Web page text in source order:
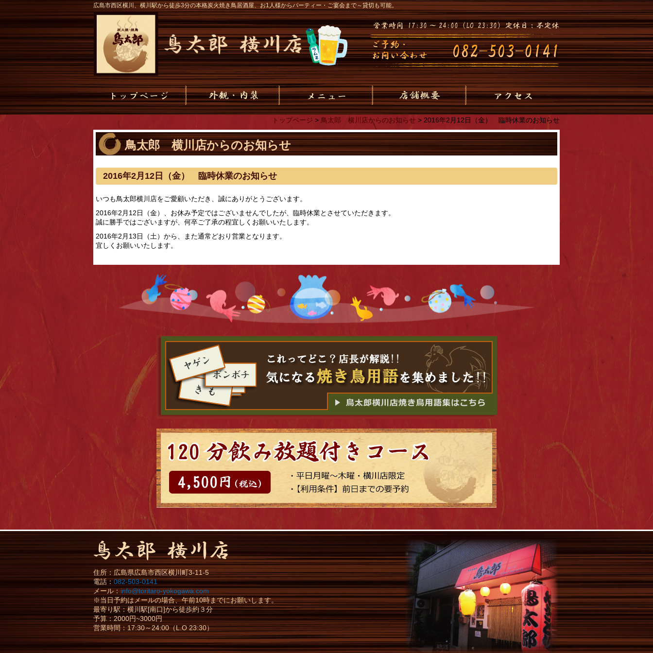
広島市西区横川、横川駅から徒歩3分の本格炭火焼き鳥居酒屋、お1人様からパーティー・ご宴会まで～貸切も可能。
トップページ > 鳥太郎 横川店からのお知らせ > 2016年2月12日（金） 臨時休業のお知らせ
鳥太郎 横川店からのお知らせ
2016年2月12日（金） 臨時休業のお知らせ
いつも鳥太郎横川店をご愛顧いただき、誠にありがとうございます。
2016年2月12日（金）、お休み予定ではございませんでしたが、臨時休業とさせていただきます。
誠に勝手ではございますが、何卒ご了承の程宜しくお願いいたします。
2016年2月13日（土）から、また通常どおり営業となります。
宜しくお願いいたします。
住所：広島県広島市西区横川町3-11-5
電話：082-503-0141
メール： info@toritaro-yokogawa.com
※当日予約はメールの場合、午前10時までにお願いします。
最寄り駅：横川駅[南口]から徒歩約３分
予算：2000円~3000円
営業時間：17:30～24:00（L.O 23:30）